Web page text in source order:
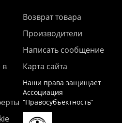
в
Возврат товара
Производители
Написать сообщение
Карта сайта
Наши права защищает
Ассоциация
“Правосубъектность”